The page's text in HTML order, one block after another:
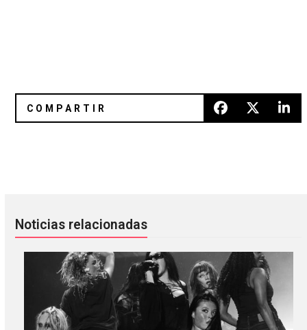
Noticias relacionadas